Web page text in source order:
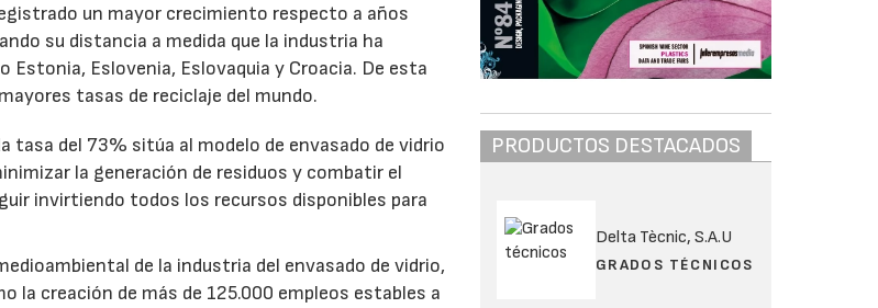
un mayor crecimiento respecto a años
su distancia a medida que la industria ha
Eslovenia, Eslovaquia y Croacia. De esta
tasas de reciclaje del mundo.
tasa del 73% sitúa al modelo de envasado de vidrio
la generación de residuos y combatir el
invirtiendo todos los recursos disponibles para
de la industria del envasado de vidrio,
la creación de más de 125.000 empleos estables a
PRODUCTOS DESTACADOS
Delta Tècnic, S.A.U
GRADOS TÉCNICOS